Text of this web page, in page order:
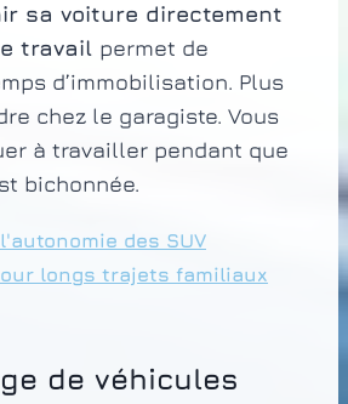
sa voiture directement
travail permet de
d’immobilisation. Plus
chez le garagiste. Vous
à travailler pendant que
bichonnée.
des SUV
longs trajets familiaux
de véhicules